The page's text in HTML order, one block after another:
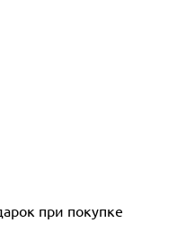
при покупке